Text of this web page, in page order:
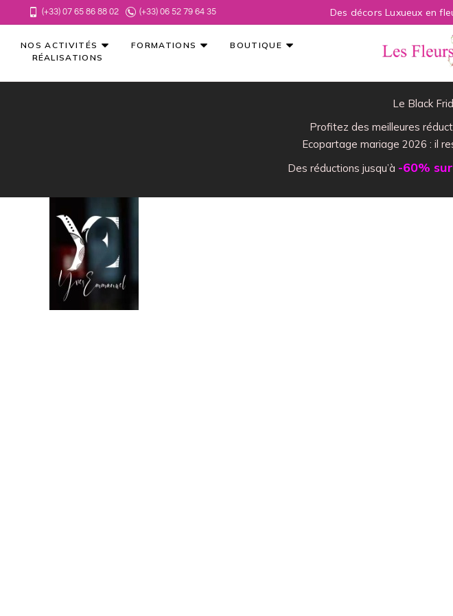
(+33) 07 65 86 88 02 (+33) 06 52 79 64 35 Des décors Luxueux en
NOS ACTIVITÉS FORMATIONS
BOUTIQUE
RÉALISATIONS
Le Black
Profitez des meilleures
Ecopartage mariage 2026 : il
Des réductions jusqu’à -60%